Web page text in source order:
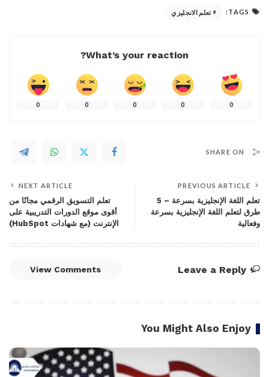
TAGS: تعلم الانجليزي
What’s your reaction?
0
0
0
0
0
SHARE ON
PREVIOUS ARTICLE
تعلم اللغة الإنجليزية بسرعة – 5
طرق لتعلم اللغة الإنجليزية بسرعة
وفعالية
NEXT ARTICLE
تعلم التسويق الرقمي مجانًا من
أقوى موقع الدورات التدريبية على
الإنترنت (مع شهادات HubSpot)
Leave a Reply
View Comments
You Might Also Enjoy